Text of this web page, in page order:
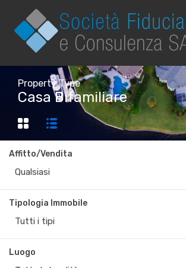
Property Type
Casa Bifamiliare
Affitto/Vendita
Qualsiasi
Tipologia Immobile
Tutti i tipi
Luogo